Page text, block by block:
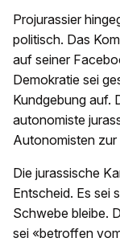
Projurassier
politisch. Das
auf seiner
Demokratie sei
Kundgebung auf.
autonomiste
Autonomisten
Die jurassische
Entscheid. Es sei
Schwebe bleibe.
sei «betroffen